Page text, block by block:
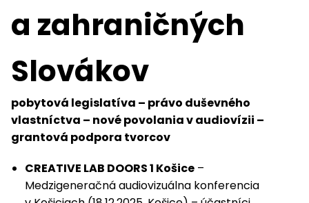
a zahraničných
Slovákov
pobytová legislatíva – právo duševného
vlastníctva – nové povolania v audiovízii –
grantová podpora tvorcov
CREATIVE LAB DOORS 1 Košice –
Medzigeneračná audiovizuálna konferencia